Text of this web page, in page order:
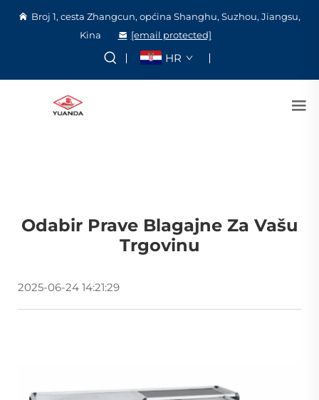
Broj 1, cesta Zhangcun, općina Shanghu, Suzhou, Jiangsu,
Kina
[email protected]
HR
Odabir Prave Blagajne Za Vašu
Trgovinu
2025-06-24 14:21:29